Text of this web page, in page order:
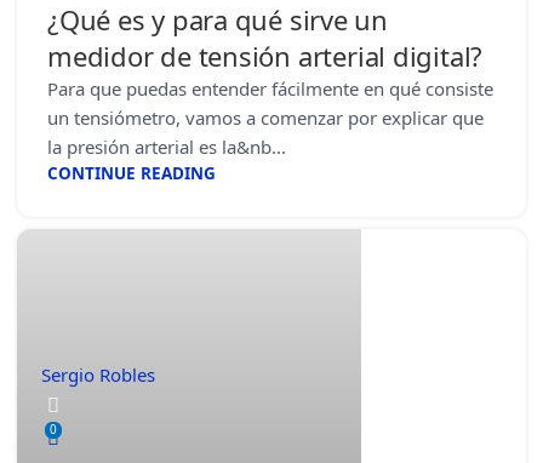
¿Qué es y para qué sirve un
medidor de tensión arterial digital?
Para que puedas entender fácilmente en qué consiste
un tensiómetro, vamos a comenzar por explicar que
la presión arterial es la&nb...
CONTINUE READING
Sergio Robles
0